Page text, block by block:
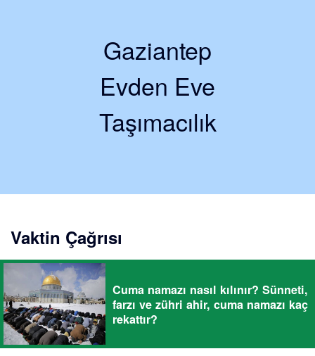
Gaziantep
Evden Eve
Taşımacılık
Vaktin Çağrısı
Cuma namazı nasıl kılınır? Sünneti,
farzı ve zühri ahir, cuma namazı kaç
rekattır?